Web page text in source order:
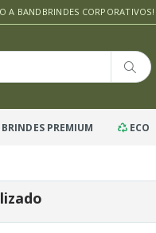
A BANDBRINDES CORPORATIVOS!
BRINDES PREMIUM ECO